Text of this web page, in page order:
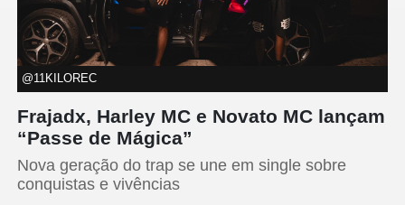
@11KILOREC
Frajadx, Harley MC e Novato MC lançam
“Passe de Mágica”
Nova geração do trap se une em single sobre
conquistas e vivências